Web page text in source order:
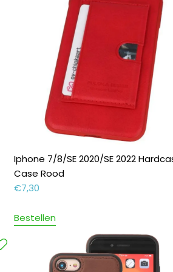
Iphone 7/8/SE 2020/SE 2022
Case Rood
€7,30
Bestellen